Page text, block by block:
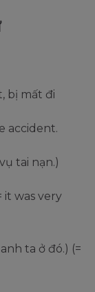
bị mất đi
accident.
tai nạn.)
it was very
ta ở đó.) (=